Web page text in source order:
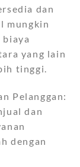
dan
mungkin
yang lain
tinggi.
Pelanggan:
dan
dengan